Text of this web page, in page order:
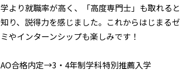
学より就職率が高く、「高度専門士」も取れると
知り、説得力を感じました。これからはじまるゼ
ミやインターンシップも楽しみです！
AO合格内定→3・4年制学科特別推薦入学